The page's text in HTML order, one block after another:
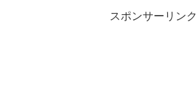
スポンサーリンク